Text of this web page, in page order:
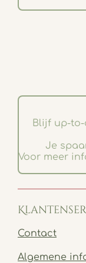
Blijf up-
Je
Voor meer
Contact
Algemene